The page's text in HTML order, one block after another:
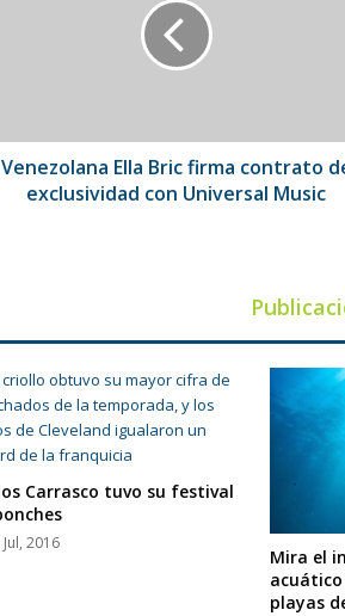
Venezolana Ella Bric firma contrato
exclusividad con Universal Music
Carrasco tuvo su festival
Jul, 2016
Mira el
acuático
playas